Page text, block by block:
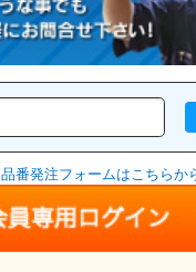
品番発注フォームはこちらか